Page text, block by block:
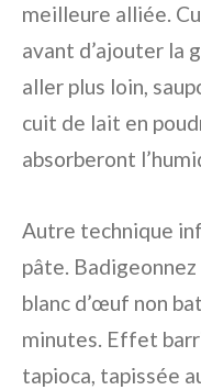
meilleure alliée.
avant d’ajouter la
aller plus loin,
cuit de lait en
absorberont
Autre technique
pâte.
blanc d’œuf non
minutes. Effet
tapioca, tapissée